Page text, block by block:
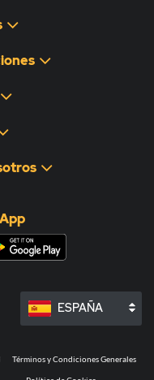
ESPAÑA
Términos y Condiciones Generales